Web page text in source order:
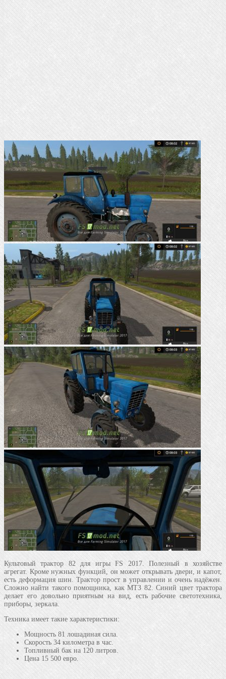
Культовый трактор 82 для игры FS 2017. Полезный в хозяйстве
агрегат. Кроме нужных функций, он может открывать двери, и капот,
есть деформация шин. Трактор прост в управлении и очень надёжен.
Сложно найти такого помощника, как МТЗ 82. Синий цвет трактора
делает его довольно приятным на вид, есть рабочие светотехника,
приборы, зеркала.
Техника имеет такие характеристики:
Мощность 81 лошадиная сила.
Скорость 34 километра в час.
Топливный бак на 120 литров.
Цена 15 500 евро.